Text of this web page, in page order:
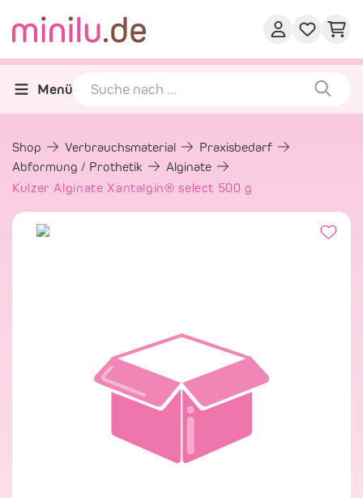
Menü
Shop Verbrauchsmaterial
Praxisbedarf
Abformung / Prothetik
Alginate
Kulzer Alginate Xantalgin® select 500 g